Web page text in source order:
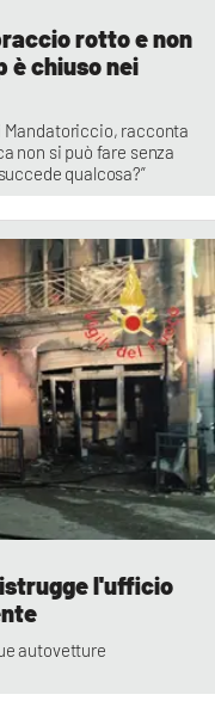
rotto e non
è chiuso nei
Mandatoriccio, racconta
non si può fare senza
qualcosa?”
l'ufficio
autovetture